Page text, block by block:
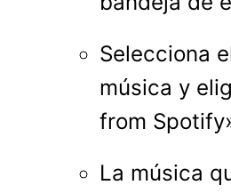
Selecciona
música y
from
La música